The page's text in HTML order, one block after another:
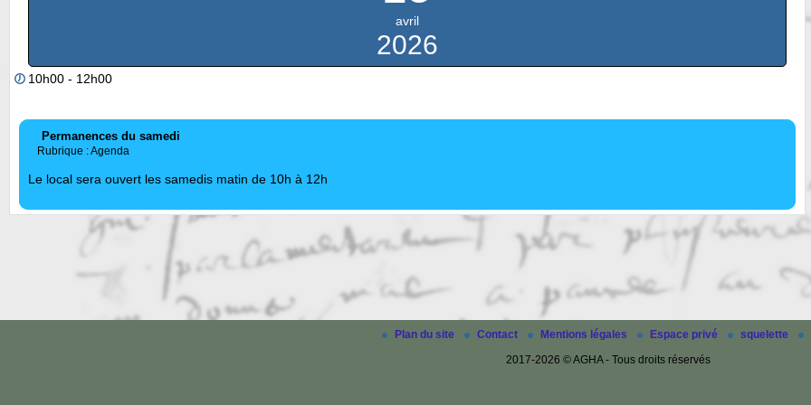
avril
2026
10h00 - 12h00
Permanences du samedi
Rubrique : Agenda
Le local sera ouvert les samedis matin de 10h à 12h
Plan du site Contact Mentions légales Espace privé
squelette
2017-2026 © AGHA - Tous droits réservés